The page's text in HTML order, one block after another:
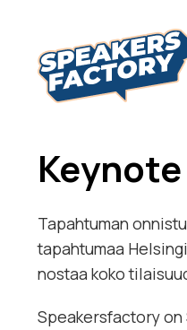
Tapahtuman
tapahtumaa
nostaa koko
Speakersfactory on